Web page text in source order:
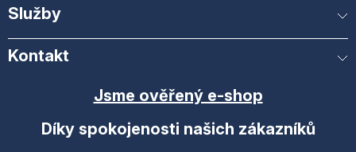
Služby
Kontakt
Jsme ověřený e-shop
Díky spokojenosti našich zákazníků